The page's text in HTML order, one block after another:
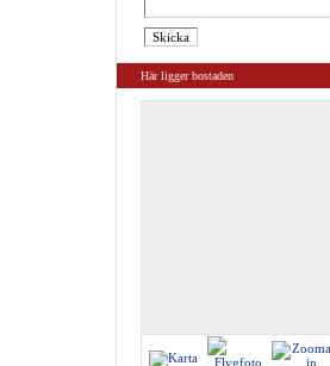
Här ligger bostaden